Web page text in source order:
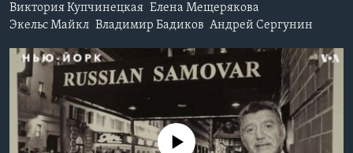
поискДИСКУССИЯ VOA
ДЕТАЛИ
НЬЮ-ЙОРК NEW YORK
АМЕРИКА. БОЛЬШОЕ ПУТЕШЕСТВИЕ
АРТЕФАКТЫ
АМЕРИКАНСКИЕ ГОРОДКИ
ТЕСТЫ
ЗА СВОБОДУ ПРЕССЫ
УЧИМ АНГЛИЙСКИЙ
ВИДЕО
ПОДПИСКА НА НОВОСТИ
Learning English
Виктория Купчинецкая Елена Мещерякова
Экельс Майкл Владимир Бадиков Андрей Сергунин
No media source currently available